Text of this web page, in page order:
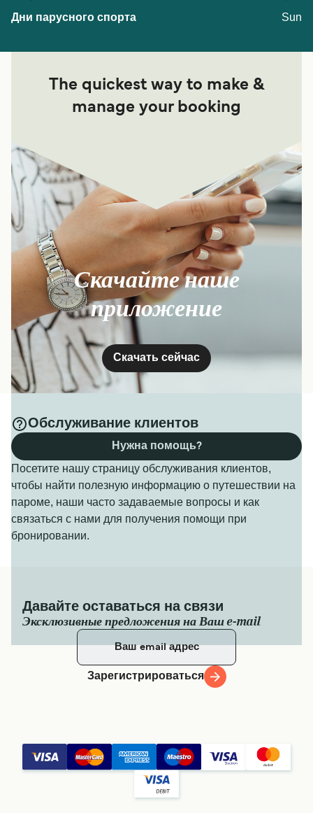
Sun
The quickest way to make &
manage your booking
Скачайте наше
приложение
Скачать сейчас
Обслуживание клиентов
Посетите нашу страницу обслуживания клиентов,
чтобы найти полезную информацию о путешествии на
пароме, наши часто задаваемые вопросы и как
связаться с нами для получения помощи при
бронировании.
Нужна помощь?
Давайте оставаться на связи
Эксклюзивные предложения на Ваш e-mail
Зарегистрироваться